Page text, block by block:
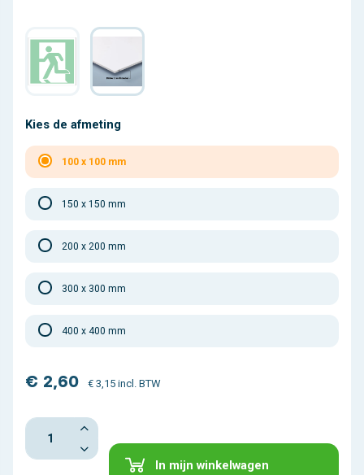
Kies de afmeting
100 x 100 mm
150 x 150 mm
200 x 200 mm
300 x 300 mm
400 x 400 mm
€ 2,60 € 3,15 incl. BTW
In mijn winkelwagen